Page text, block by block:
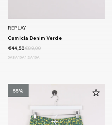
REPLAY
Camicia Denim Verde
€44,50€89,00
6A8A 10A 12A 16A
55%